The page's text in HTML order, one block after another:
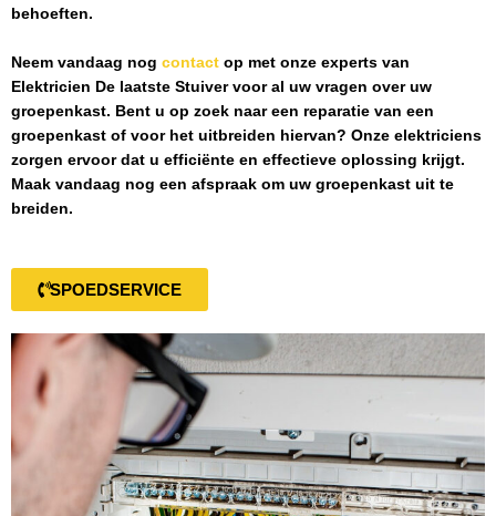
behoeften.
Neem vandaag nog contact op met onze experts van
Elektricien De laatste Stuivervoor al uw vragen over uw
groepenkast. Bent u op zoek naar een reparatie van een
groepenkast of voor het uitbreiden hiervan? Onze elektriciens
zorgen ervoor dat u efficiënte en effectieve oplossing krijgt.
Maak vandaag nog een afspraak om uw groepenkast uit te
breiden.
SPOEDSERVICE